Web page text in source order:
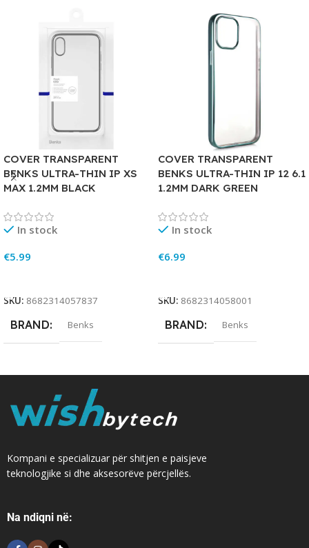
COVER TRANSPARENT
BENKS ULTRA-THIN IP XS
MAX 1.2MM BLACK
In stock
€5.99
SKU: 8682314057837
BRAND Benks
COVER TRANSPARENT
BENKS ULTRA-THIN IP 12 6.1
1.2MM DARK GREEN
In stock
€6.99
SKU: 8682314058001
BRAND Benks
Kompani e specializuar për shitjen e paisjeve
teknologjike si dhe aksesorëve përcjellës.
Na ndiqni në: